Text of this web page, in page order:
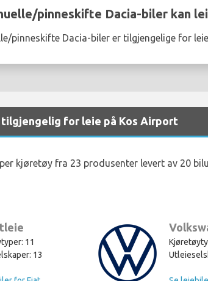
pinneskifte Dacia-biler kan
pinneskifte Dacia-biler er tilgjengelige for
for leie på Kos Airport
kjøretøy fra 23 produsenter levert av 20
11
13